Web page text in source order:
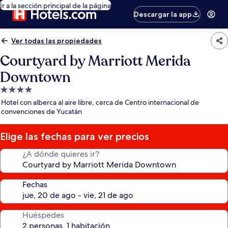
Ir a la sección principal de la página
Descargar la app
Ver todas las propiedades
Courtyard by Marriott Merida
Downtown
Propiedad
de
4.0
estrellas
Hotel con alberca al aire libre, cerca de Centro internacional de
convenciones de Yucatán
Elige las fechas para ver precios
¿A dónde quieres ir?
Fechas
Huéspedes